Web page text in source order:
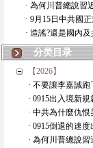
· 為何川普總說習
· 9月15日中共國
· 造謠?還是國內
分类目录
【2026】
· 不要讓李嘉誠
· 0915出入境新
· 中共為什麼仇
· 0915倒退的速
· 為何川普總說